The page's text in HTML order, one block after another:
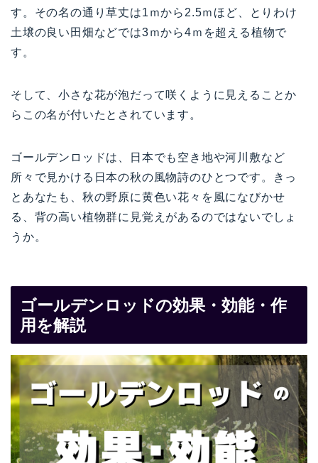
す。その名の通り草丈は1ｍから2.5ｍほど、とりわけ
土壌の良い田畑などでは3ｍから4ｍを超える植物で
す。
そして、小さな花が泡だって咲くように見えることか
らこの名が付いたとされています。
ゴールデンロッドは、日本でも空き地や河川敷など
所々で見かける日本の秋の風物詩のひとつです。きっ
とあなたも、秋の野原に黄色い花々を風になびかせ
る、背の高い植物群に見覚えがあるのではないでしょ
うか。
ゴールデンロッドの効果・効能・作
用を解説